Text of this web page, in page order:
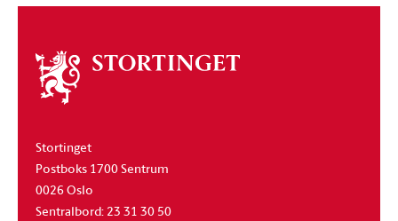
Om
stortinget
Stortinget
Postboks 1700 Sentrum
0026 Oslo
Sentralbord: 23 31 30 50